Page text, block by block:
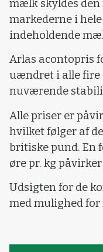
mælk skyldes
markederne i
indeholdende
Arlas acontopris
uændret i alle fire
nuværende
Alle priser er
hvilket følger af
britiske pund. En
øre pr. kg
Udsigten for de
med mulighed